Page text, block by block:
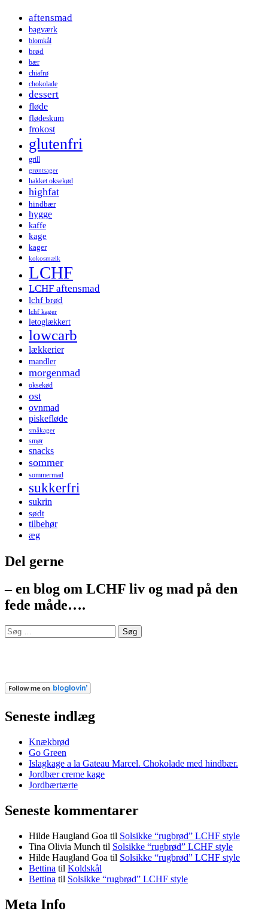
aftensmad
bagværk
blomkål
brød
bær
chiafrø
chokolade
dessert
fløde
flødeskum
frokost
glutenfri
grill
grøntsager
hakket oksekød
highfat
hindbær
hygge
kaffe
kage
kager
kokosmælk
LCHF
LCHF aftensmad
lchf brød
lchf kager
letoglækkert
lowcarb
lækkerier
mandler
morgenmad
oksekød
ost
ovnmad
piskefløde
småkager
smør
snacks
sommer
sommermad
sukkerfri
sukrin
sødt
tilbehør
æg
Del gerne
– en blog om LCHF liv og mad på den
fede måde….
Søg
efter:
Seneste indlæg
Knækbrød
Go Green
Islagkage a la Gateau Marcel. Chokolade med hindbær.
Jordbær creme kage
Jordbærtærte
Seneste kommentarer
Hilde Haugland Goa til Solsikke “rugbrød” LCHF style
Tina Olivia Munch til Solsikke “rugbrød” LCHF style
Hilde Haugland Goa til Solsikke “rugbrød” LCHF style
Bettina til Koldskål
Bettina til Solsikke “rugbrød” LCHF style
Meta Info